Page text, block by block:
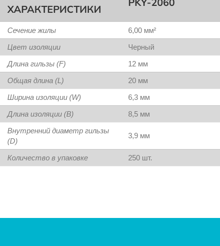
ХАРАКТЕРИСТИКИ
Сечение жилы
6,00 мм²
Цвет изоляции
Черный
Длина гильзы (F)
12 мм
Общая длина (L)
20 мм
Ширина изоляции (W)
6,3 мм
Длина изоляции (B)
8,5 мм
Внутренний диаметр гильзы
(D)
3,9 мм
Количество в упаковке 250 шт.